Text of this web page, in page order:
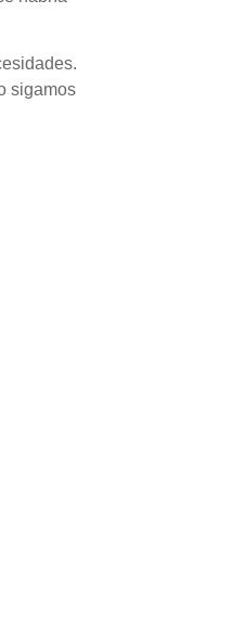
sigamos